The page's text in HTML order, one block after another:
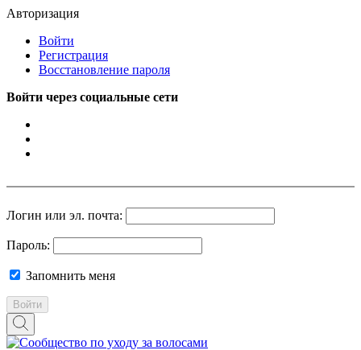
Авторизация
Войти
Регистрация
Восстановление пароля
Войти через социальные сети
Логин или эл. почта:
Пароль:
Запомнить меня
Войти